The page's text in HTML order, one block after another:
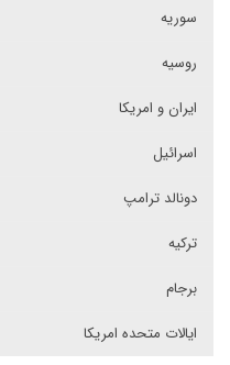
سوریه
روسیه
ایران و امریکا
اسرائیل
دونالد ترامپ
ترکیه
برجام
ایالات متحده امریکا